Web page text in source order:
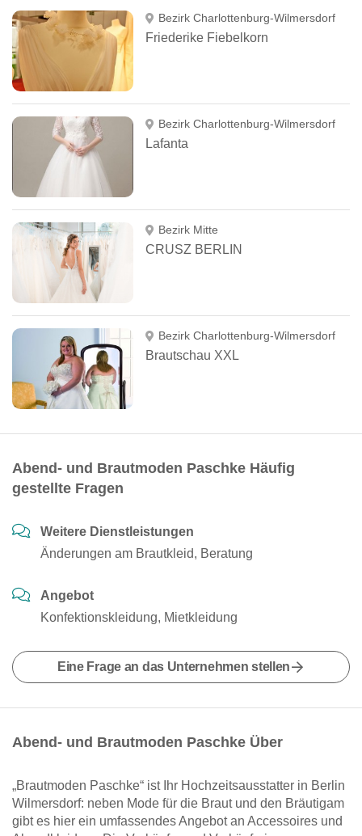
Bezirk Charlottenburg-Wilmersdorf
Friederike Fiebelkorn
Bezirk Charlottenburg-Wilmersdorf
Lafanta
Bezirk Mitte
CRUSZ BERLIN
Bezirk Charlottenburg-Wilmersdorf
Brautschau XXL
Abend- und Brautmoden Paschke Häufig
gestellte Fragen
Weitere Dienstleistungen
Änderungen am Brautkleid, Beratung
Angebot
Konfektionskleidung, Mietkleidung
Eine Frage an das Unternehmen stellen
Abend- und Brautmoden Paschke Über
„Brautmoden Paschke“ ist Ihr Hochzeitsausstatter in Berlin
Wilmersdorf: neben Mode für die Braut und den Bräutigam
gibt es hier ein umfassendes Angebot an Accessoires und